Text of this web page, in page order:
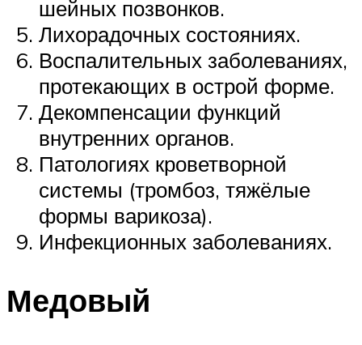
шейных позвонков.
Лихорадочных состояниях.
Воспалительных заболеваниях,
протекающих в острой форме.
Декомпенсации функций
внутренних органов.
Патологиях кроветворной
системы (тромбоз, тяжёлые
формы варикоза).
Инфекционных заболеваниях.
Медовый